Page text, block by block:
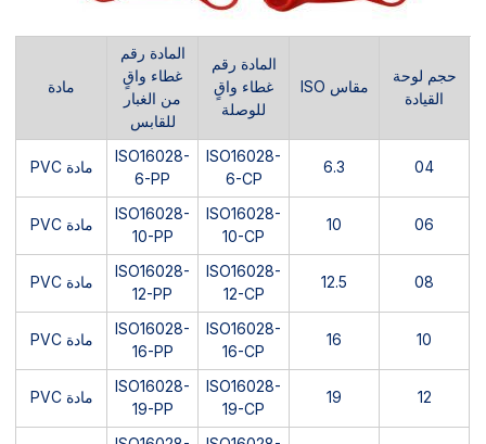
حجم لوحة
القيادة
مقاس ISO
المادة رقم
غطاء واقٍ
للوصلة
المادة رقم
غطاء واقٍ
من الغبار
للقابس
مادة
04
6.3
ISO16028-
6-CP
ISO16028-
6-PP
مادة PVC
06
10
ISO16028-
10-CP
ISO16028-
10-PP
مادة PVC
08
12.5
ISO16028-
12-CP
ISO16028-
12-PP
مادة PVC
10
16
ISO16028-
16-CP
ISO16028-
16-PP
مادة PVC
12
19
ISO16028-
19-CP
ISO16028-
19-PP
مادة PVC